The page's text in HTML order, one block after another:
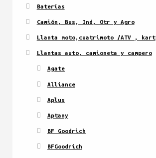
Baterías
Camión, Bus, Ind, Otr y Agro
Llanta moto,cuatrimoto /ATV , kart
Llantas auto, camioneta y campero
Agate
Alliance
Aplus
Aptany
BF Goodrich
BFGoodrich